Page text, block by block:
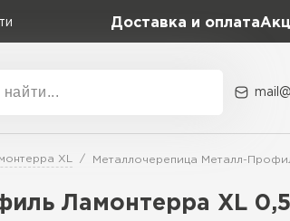
Доставка и оплата
Коллекция
Classic Grand Line
XL Металлочерепица Металл-
Ламонтерра XL